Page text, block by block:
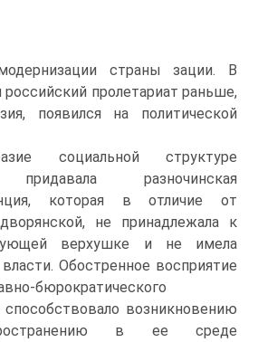
страны зации. В
российский пролетариат раньше,
появился на политической
социальной структуре
разночинская
которая в отличие от
не принадлежала к
верхушке и не имела
Обостренное восприятие
бюрократического
способствовало возник­новению
в ее среде